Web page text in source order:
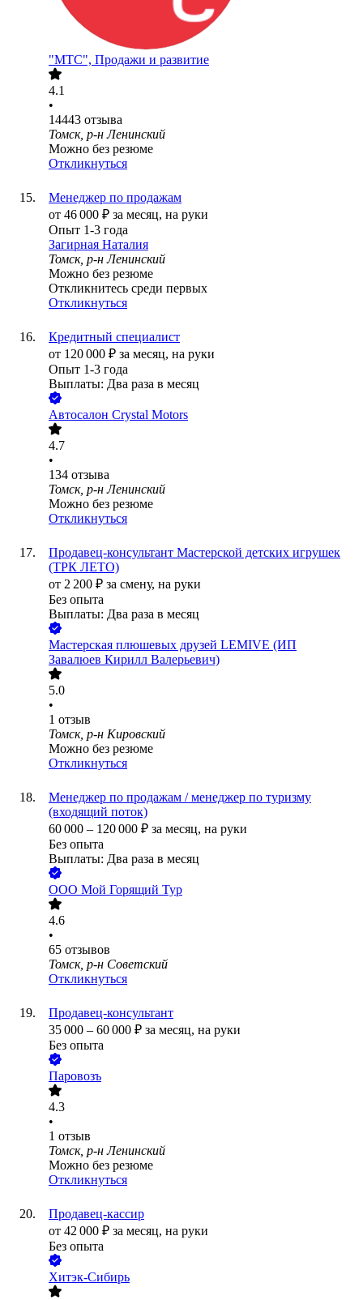
"МТС", Продажи и развитие
4.1
•
14443 отзыва
Томск, р-н Ленинский
Можно без резюме
Откликнуться
Менеджер по продажам
от 46 000 ₽ за месяц, на руки
Опыт 1-3 года
Загирная Наталия
Томск, р-н Ленинский
Можно без резюме
Откликнитесь среди первых
Откликнуться
Кредитный специалист
от 120 000 ₽ за месяц, на руки
Опыт 1-3 года
Выплаты: Два раза в месяц
Автосалон Crystal Motors
4.7
•
134 отзыва
Томск, р-н Ленинский
Можно без резюме
Откликнуться
Продавец-консультант Мастерской детских игрушек
(ТРК ЛЕТО)
от 2 200 ₽ за смену, на руки
Без опыта
Выплаты: Два раза в месяц
Мастерская плюшевых друзей LEMIVE (ИП
Завалюев Кирилл Валерьевич)
5.0
•
1 отзыв
Томск, р-н Кировский
Можно без резюме
Откликнуться
Менеджер по продажам / менеджер по туризму
(входящий поток)
60 000 – 120 000 ₽ за месяц, на руки
Без опыта
Выплаты: Два раза в месяц
ООО Мой Горящий Тур
4.6
•
65 отзывов
Томск, р-н Советский
Откликнуться
Продавец-консультант
35 000 – 60 000 ₽ за месяц, на руки
Без опыта
Паровозъ
4.3
•
1 отзыв
Томск, р-н Ленинский
Можно без резюме
Откликнуться
Продавец-кассир
от 42 000 ₽ за месяц, на руки
Без опыта
Хитэк-Сибирь